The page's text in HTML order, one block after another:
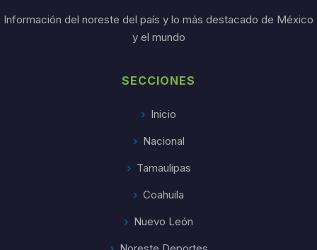
Información del noreste del país y lo más destacado de México
y el mundo
SECCIONES
Inicio
Nacional
Tamaulipas
Coahuila
Nuevo León